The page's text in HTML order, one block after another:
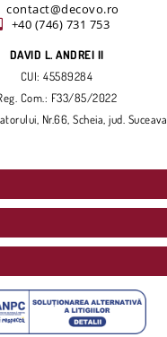
contact@decovo.ro
+40 (746) 731 753
DAVID L. ANDREI II
CUI: 45589284
Com.: F33/85/2022
Nr.66, Scheia, jud. Suceava